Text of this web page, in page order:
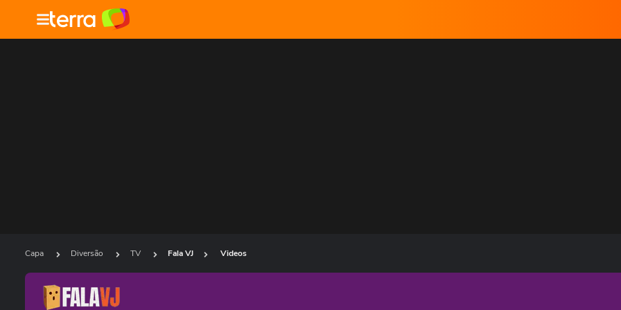
Capa Diversão TV Fala VJ Videos